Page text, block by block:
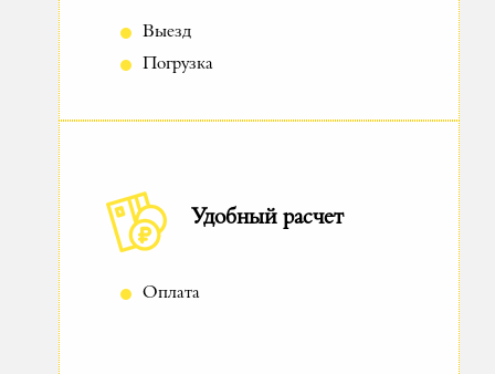
Выезд
Погрузка
Удобный расчет
Оплата